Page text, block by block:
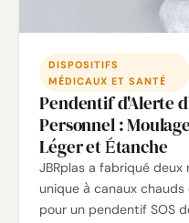
DISPOSITIFS
MÉDICAUX ET SANTÉ
Pendentif d'Alerte
Personnel :
Léger et Étanche
JBRplas a fabriqué
unique à canaux
pour un pendentif SOS